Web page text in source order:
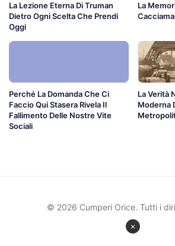
La Lezione Eterna Di Truman
Dietro Ogni Scelta Che Prendi
Oggi
La
Perché La Domanda Che Ci
Faccio Qui Stasera Rivela Il
Fallimento Delle Nostre Vite
Sociali
La Verità
Moderna
×
© 2026 Cumperi Orice. Tutti i